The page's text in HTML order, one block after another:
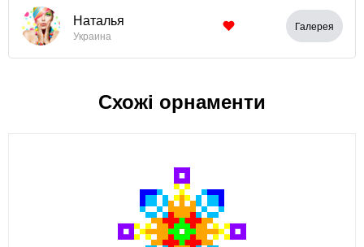
Наталья
Украина
Галерея
Схожі орнаменти